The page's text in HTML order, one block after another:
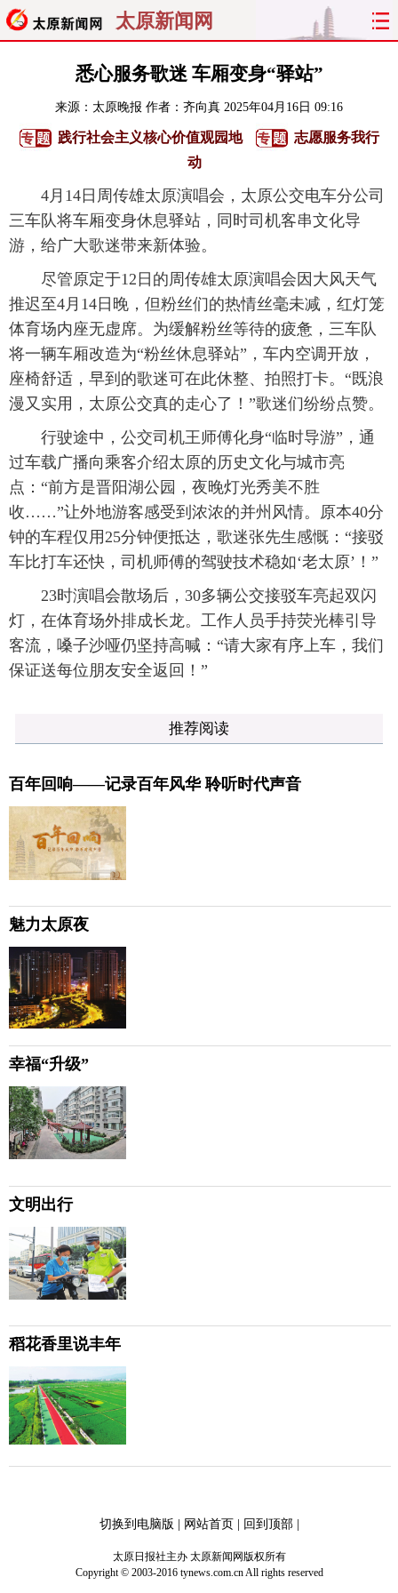
太原新闻网
聚焦 太原
经济 关注 文明 出行
旅游 理财 政务 教育
看天下 晋月读
太原日报 太原晚报 热评
悉心服务歌迷 车厢变身“驿站”
来源： 太原晚报 作者：齐向真 2025年04月16日 09:16
践行社会主义核心价值观园地
志愿服务我行
动
4月14日周传雄太原演唱会，太原公交电车分公司
三车队将车厢变身休息驿站，同时司机客串文化导
游，给广大歌迷带来新体验。
尽管原定于12日的周传雄太原演唱会因大风天气
推迟至4月14日晚，但粉丝们的热情丝毫未减，红灯笼
体育场内座无虚席。为缓解粉丝等待的疲惫，三车队
将一辆车厢改造为“粉丝休息驿站”，车内空调开放，
座椅舒适，早到的歌迷可在此休整、拍照打卡。“既浪
漫又实用，太原公交真的走心了！”歌迷们纷纷点赞。
行驶途中，公交司机王师傅化身“临时导游”，通
过车载广播向乘客介绍太原的历史文化与城市亮
点：“前方是晋阳湖公园，夜晚灯光秀美不胜
收……”让外地游客感受到浓浓的并州风情。原本40分
钟的车程仅用25分钟便抵达，歌迷张先生感慨：“接驳
车比打车还快，司机师傅的驾驶技术稳如‘老太原’！”
23时演唱会散场后，30多辆公交接驳车亮起双闪
灯，在体育场外排成长龙。工作人员手持荧光棒引导
客流，嗓子沙哑仍坚持高喊：“请大家有序上车，我们
保证送每位朋友安全返回！”
推荐阅读
百年回响——记录百年风华 聆听时代声音
魅力太原夜
幸福“升级”
文明出行
稻花香里说丰年
切换到电脑版 | 网站首页| 回到顶部|
太原日报社主办 太原新闻网版权所有
Copyright © 2003-2016 tynews.com.cn All rights reserved